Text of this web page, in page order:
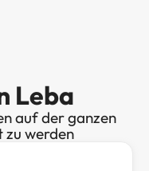
Leba
auf der ganzen
werden